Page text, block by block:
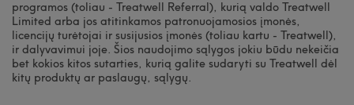
programos (toliau - Treatwell Referral), kurią valdo Treatwell
Limited arba jos atitinkamos patronuojamosios įmonės,
licencijų turėtojai ir susijusios įmonės (toliau kartu - Treatwell),
ir dalyvavimui joje. Šios naudojimo sąlygos jokiu būdu nekeičia
bet kokios kitos sutarties, kurią galite sudaryti su Treatwell dėl
kitų produktų ar paslaugų, sąlygų.